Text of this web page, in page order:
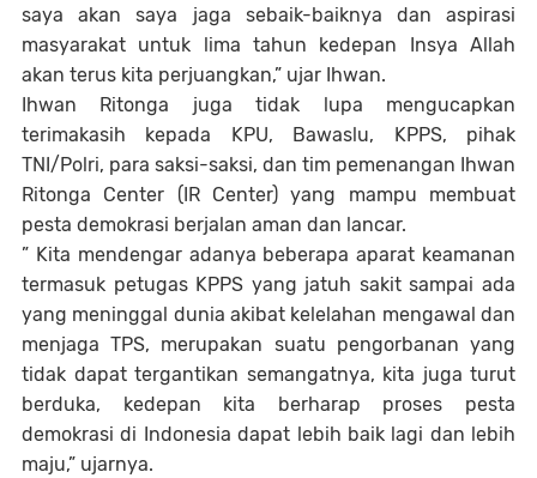
saya akan saya jaga sebaik-baiknya dan aspirasi
masyarakat untuk lima tahun kedepan Insya Allah
akan terus kita perjuangkan,” ujar Ihwan.
Ihwan Ritonga juga tidak lupa mengucapkan
terimakasih kepada KPU, Bawaslu, KPPS, pihak
TNI/Polri, para saksi-saksi, dan tim pemenangan Ihwan
Ritonga Center (IR Center) yang mampu membuat
pesta demokrasi berjalan aman dan lancar.
” Kita mendengar adanya beberapa aparat keamanan
termasuk petugas KPPS yang jatuh sakit sampai ada
yang meninggal dunia akibat kelelahan mengawal dan
menjaga TPS, merupakan suatu pengorbanan yang
tidak dapat tergantikan semangatnya, kita juga turut
berduka, kedepan kita berharap proses pesta
demokrasi di Indonesia dapat lebih baik lagi dan lebih
maju,” ujarnya.